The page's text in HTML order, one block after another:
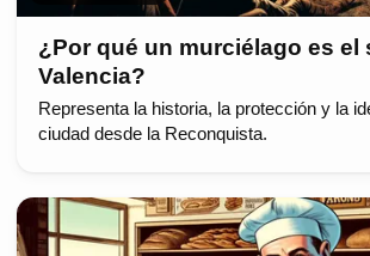
¿Por qué un murciélago es el
Valencia?
Representa la historia, la protección y la
ciudad desde la Reconquista.